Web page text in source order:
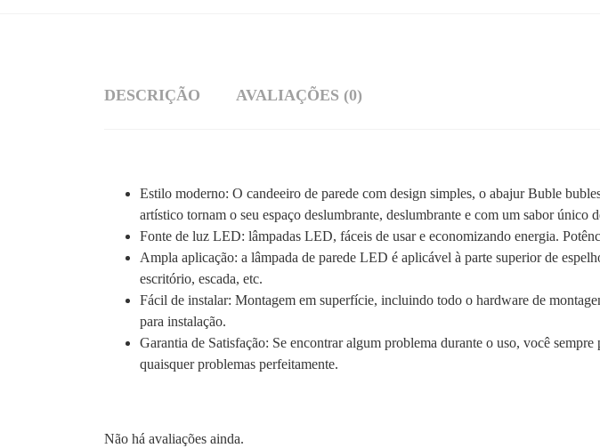
DESCRIÇÃO AVALIAÇÕES (0)
Estilo moderno: O candeeiro de parede com design simples, o abajur Buble
artístico tornam o seu espaço deslumbrante, deslumbrante e com um sabor único
Fonte de luz LED: lâmpadas LED, fáceis de usar e economizando energia.
Ampla aplicação: a lâmpada de parede LED é aplicável à parte superior de
escritório, escada, etc.
Fácil de instalar: Montagem em superfície, incluindo todo o hardware de
para instalação.
Garantia de Satisfação: Se encontrar algum problema durante o uso, você
quaisquer problemas perfeitamente.
Não há avaliações ainda.